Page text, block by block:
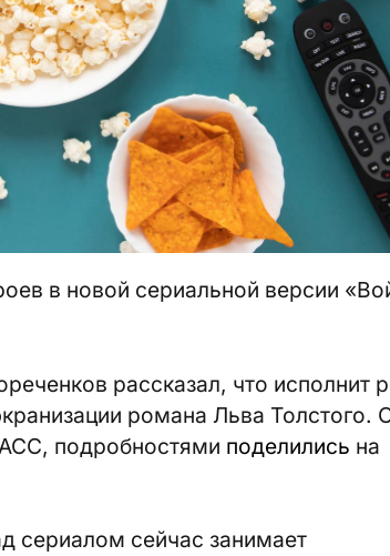
в новой сериальной версии
рассказал, что исполнит
романа Льва Толстого.
подробностями поделились на
сериалом сейчас занимает